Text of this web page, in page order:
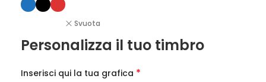
Svuota
Personalizza il tuo timbro
Inserisci qui la tua grafica *